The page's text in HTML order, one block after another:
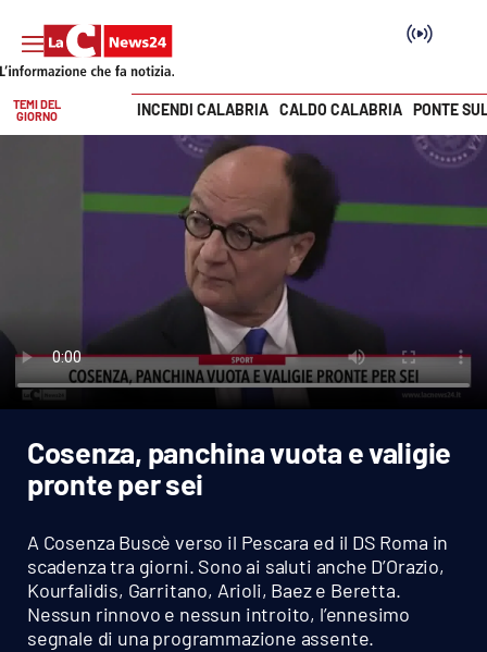
Attualità
Economia e lavoro
Italia Mondo
Sport
Cultura
Vai
TEMI DEL
GIORNO
INCENDI CALABRIA CALDO CALABRIA PONTE
Cosenza, panchina vuota e valigie
pronte per sei
A Cosenza Buscè verso il Pescara ed il DS Roma in
scadenza tra giorni. Sono ai saluti anche D’Orazio,
Kourfalidis, Garritano, Arioli, Baez e Beretta.
Nessun rinnovo e nessun introito, l’ennesimo
segnale di una programmazione assente.